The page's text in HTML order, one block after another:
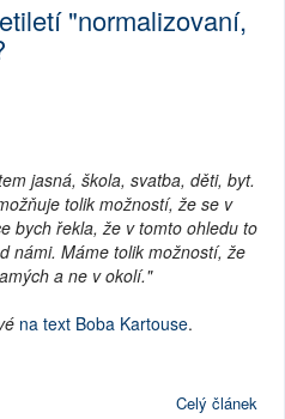
"normalizovaní,
jasná, škola, svatba, děti, byt.
tolik možností, že se v
bych řekla, že v tomto ohledu to
námi. Máme tolik možností, že
a ne v okolí."
na text Boba Kartouse.
Celý článek